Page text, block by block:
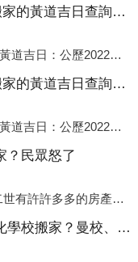
白土村2022年7月份搬家的黃道吉日查詢大全一覽表哪天適合搬家好日子
白土村2022年7月份搬家黃道吉日：公歷2022年7月6日 農歷六月初八 星期三 沖虎(甲寅)公歷2022年7月12日 農歷六月十四 星期二 沖猴(庚申)公歷2022年7月13日 農歷六月十五 星期三 沖雞
白土村2022年6月份搬家的黃道吉日查詢大全一覽表哪天適合搬家好日子
白土村2022年6月份搬家黃道吉日：公歷2022年6月1日 農歷五月初三 星期三 沖兔(己卯)公歷2022年6月4日 農歷五月初六 星期六 沖馬(壬午)公歷2022年6月8日 農歷五月初十 星期三 沖狗(丙
？民眾怒了
白土村英女王伊麗莎白二世有許許多多的房產，遍布英國各地。而作為英女王的親孫子、未來的英國國王，威廉王子自然也能享受到女王的房產。目前，威廉凱特以及三個孩子有兩個經常居住的地點，一處是位于倫敦的肯辛頓宮，一處
白土村深圳三所國際化學校搬家？曼校、QSI、南山中英文搬走了